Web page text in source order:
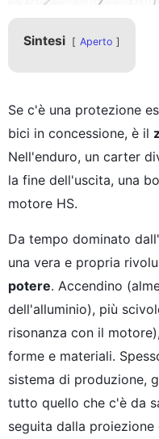
Sintesi Aperto
Se c'è una protezione
bici in concessione, è il
Nell'enduro, un carter
la fine dell'uscita, una
motore HS.
Da tempo dominato
una vera e propria
potere. Accendino
dell'alluminio), più
risonanza con il
forme e materiali.
sistema di produzione,
tutto quello che c'è da
seguita dalla